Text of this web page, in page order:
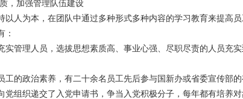
，加强管理队伍建设
人为本，在团队中通过多种形式多种内容的学习教育来提高员
：
管理人员，选拔思想素质高、事业心强、尽职尽责的人员充
的政治素养，有二十余名员工先后参与国新办或省委宣传部
党组织递交了入党申请书，争当入党积极分子，每年都有培养